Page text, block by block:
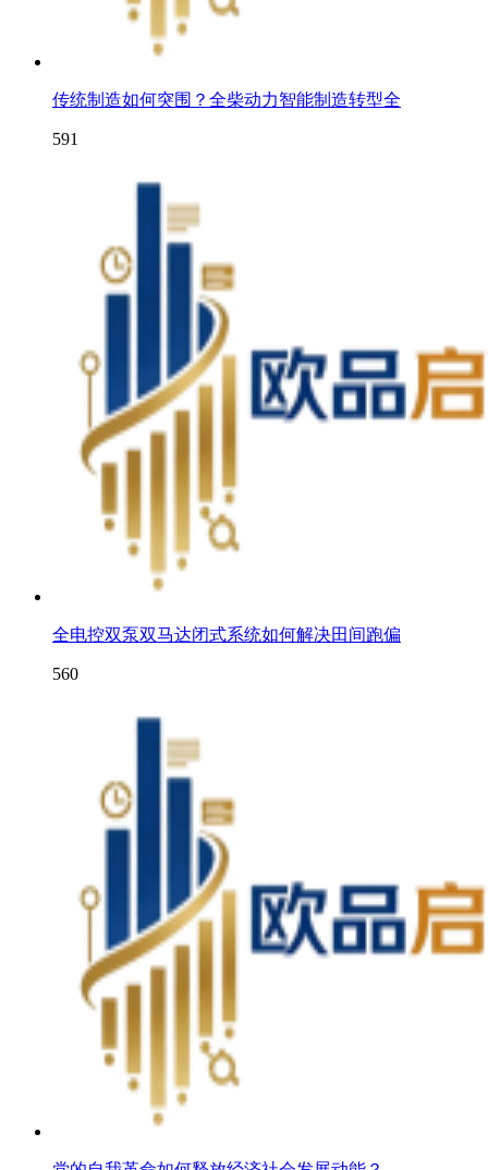
传统制造如何突围？全柴动力智能制造转型全
591
全电控双泵双马达闭式系统如何解决田间跑偏
560